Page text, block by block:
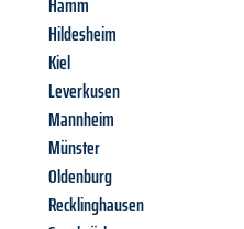
Hildesheim
Kiel
Leverkusen
Mannheim
Münster
Oldenburg
Recklinghausen